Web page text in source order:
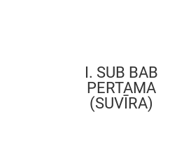
I. SUB BAB
PERTAMA
(SUVĪRA)